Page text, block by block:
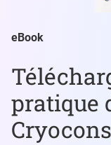
eBook
pratique